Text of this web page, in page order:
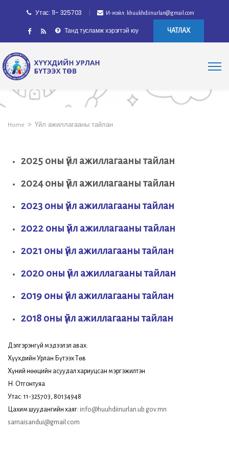
Утас: 11- 325703 И-мэйл: khuukhdiinurlan@gmail.com
Танд тусламж хэрэгтэй юу ЧАТЛАХ
Home > Үйл ажиллагааны тайлан
2025 оны үйл ажиллагааны тайлан
2024 оны үйл ажиллагааны тайлан
2023 оны үйл ажиллагааны тайлан
2022 оны үйл ажиллагааны тайлан
2021 оны үйл ажиллагааны тайлан
2020 оны үйл ажиллагааны тайлан
2019 оны үйл ажиллагааны тайлан
2018 оны үйл ажиллагааны тайлан
Дэлгэрэнгүй мэдээлэл авах:
Хүүхдийн Урлан Бүтээх Төв
Хүний нөөцийн асуудал хариуцсан мэргэжилтэн
Н. Отгонтуяа
Утас: 11-325703, 80134948
Цахим шуудангийн хаяг: info@huuhdiinurlan.ub.gov.mn
sarnaisandui@gmail.com